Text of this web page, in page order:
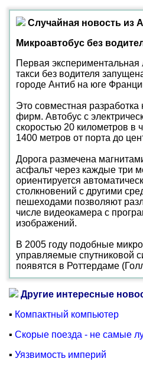
Случайная новость из
Микроавтобус без
Первая
такси без водителя
городе Антиб на юге
Это совместная разработка
фирм. Автобус с
скоростью 20 километров в
1400 метров от порта до
Дорога размечена
асфальт через каждые три
ориентируется
столкновений с другими
пешеходами позволяют
числе видеокамера с
изображений.
В 2005 году подобные
управляемые спутниковой
появятся в Роттердаме
Другие интересные
▪ Компактный компьютер
▪ Скорые поезда - не самые
▪ Уязвимость империй